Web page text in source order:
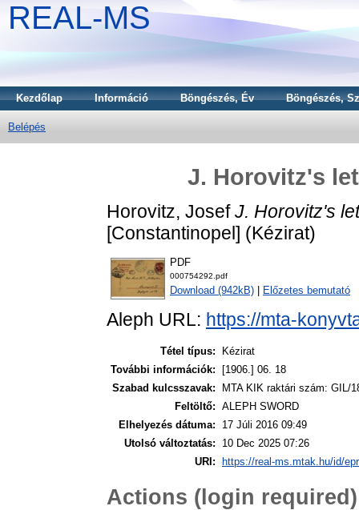
REAL-MS
Kezdőlap Információ Böngészés, Év Böngészés,
Belépés
J. Horovitz's
Horovitz, Josef J. Horovitz's
[Constantinopel] (Kézirat)
PDF
000754292.pdf
Download (942kB) Előzetes bemutató
Aleph URL: https://mta-
Tétel típus:
Kézirat
További információk:
[1906.] 06. 18
Szabad kulcsszavak:
MTA KIK raktári szám: GIL/
Feltöltő: ALEPH SWORD
Elhelyezés dátuma:
17 Júli 2016 09:49
Utolsó változtatás:
10 Dec 2025 07:26
URI:
https://real-ms.mtak.hu/id/
Actions (login required)